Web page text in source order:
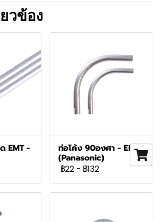
วข้อง
EMT - ท่อโค้ง 90องศา - EMT
(Panasonic)
฿22 - ฿132